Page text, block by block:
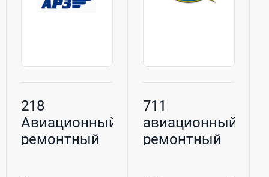
218
Авиационный
ремонтный
711
авиационный
ремонтный